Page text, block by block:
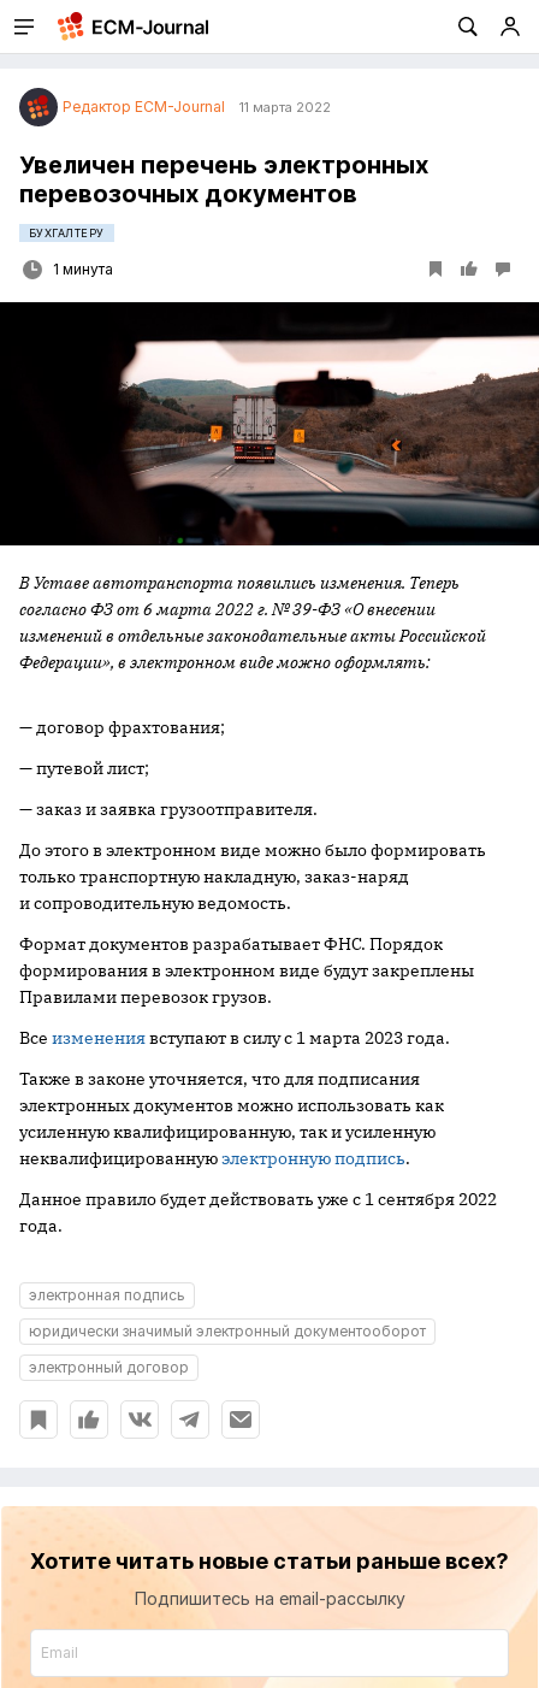
Редактор ECM-Journal 11 марта 2022
Увеличен перечень электронных
перевозочных документов
БУХГАЛТЕРУ
1 минута
В Уставе автотранспорта появились изменения. Теперь
согласно ФЗ от 6 марта 2022 г. № 39-ФЗ «О внесении
изменений в отдельные законодательные акты Российской
Федерации», в электронном виде можно оформлять:
— договор фрахтования;
— путевой лист;
— заказ и заявка грузоотправителя.
До этого в электронном виде можно было формировать
только транспортную накладную, заказ-наряд
и сопроводительную ведомость.
Формат документов разрабатывает ФНС. Порядок
формирования в электронном виде будут закреплены
Правилами перевозок грузов.
Все изменениявступают в силу с 1 марта 2023 года.
Также в законе уточняется, что для подписания
электронных документов можно использовать как
усиленную квалифицированную, так и усиленную
неквалифицированнуюэлектронную подпись.
Данное правило будет действовать уже с 1 сентября 2022
года.
электронная подпись
юридически значимый электронный документооборот
электронный договор
Хотите читать новые статьи раньше всех?
Подпишитесь на email-рассылку